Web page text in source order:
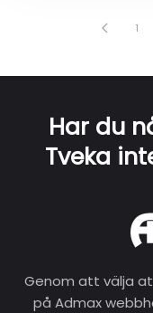
1
Har du
Tveka
Genom att välja
på Admax